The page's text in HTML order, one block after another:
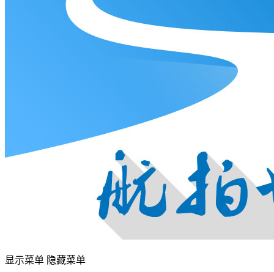
显示菜单 隐藏菜单